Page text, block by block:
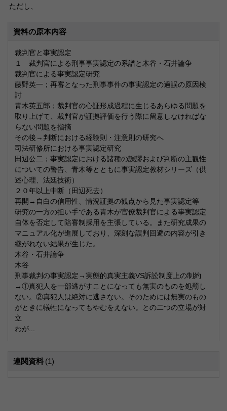
ただし、
資料の原本内容
裁判官と事実認定
１ 裁判官による刑事事実認定の系譜と木谷・石井論争
裁判官による事実認定研究
藤野英一；再審となった刑事事件の事実認定の過誤の原因検
討
青木英五郎；裁判官の心証形成過程に生じるあらゆる問題を
取り上げて、裁判官が証拠評価を行う際に留意しなければな
らない問題を指摘
その後→判断における経験則・注意則の研究へ
司法研修所における事実認定研究
田辺公二；事実認定における諸種の誤謬および判断の主観性
についての警告、青木等とともに事実認定教材シリーズ（供
述心理、法廷技術）
２０年以上中断（田辺死去）
再開→自白の信用性、情況証拠の観点から見た事実認定等
研究の一方の担い手である青木が官僚裁判官による事実認定
自体を否定して陪審制採用を主張している。また研究成果の
マニュアル化が進展しており、深刻な誤判回避の内容が引き
継がれない結果が生じた。
木谷・石井論争
木谷
刑事裁判の事実認定→実態的真実主義VS訴訟制度上の制約
→①真犯人を一部逃がすことになっても無実のものを処罰し
ない。②真犯人は絶対に逃さない。そのためには無実のもの
がときに犠牲になってもやむをえない。との二つの立場が対
立
わが...
連関資料 (1)